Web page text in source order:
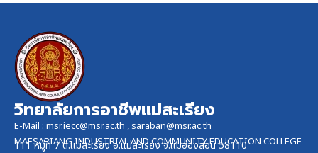
วิทยาลัยการอาชีพแม่สะเรียง
E-Mail : msr.iecc@msr.ac.th ,saraban@msr.ac.th
MAESARIANG INDUSTRIAL AND COMMUNITY EDUCATION COLLEGE
111 หมู่ที่ 7 ต.แม่สะเรียง อ.แม่สะเรียง จ.แม่ฮ่องสอน 58110